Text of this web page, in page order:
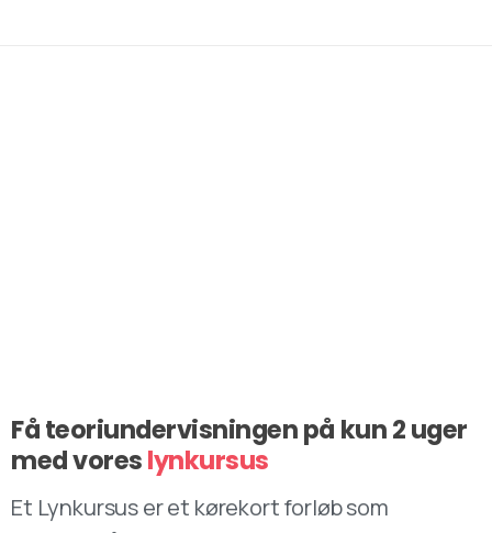
Få teoriundervisningen på kun 2 uger
med voreslynkursus
Et Lynkursus er et kørekort forløb som